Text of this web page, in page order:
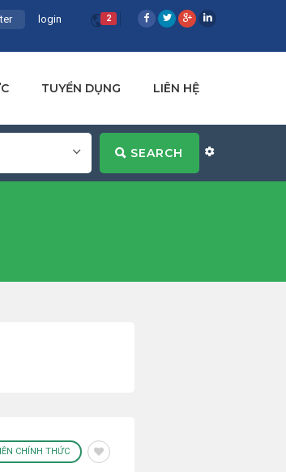
2
login
TUYỂN DỤNG LIÊN HỆ
SEARCH
CHÍNH THỨC